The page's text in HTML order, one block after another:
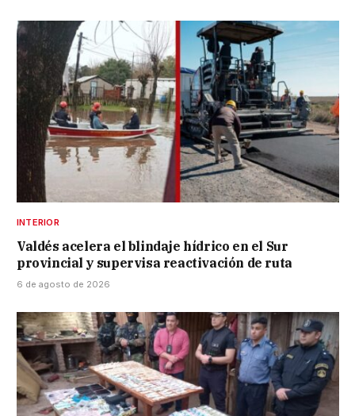
INTERIOR
Valdés acelera el blindaje hídrico en el Sur
provincial y supervisa reactivación de ruta
6 de agosto de 2026